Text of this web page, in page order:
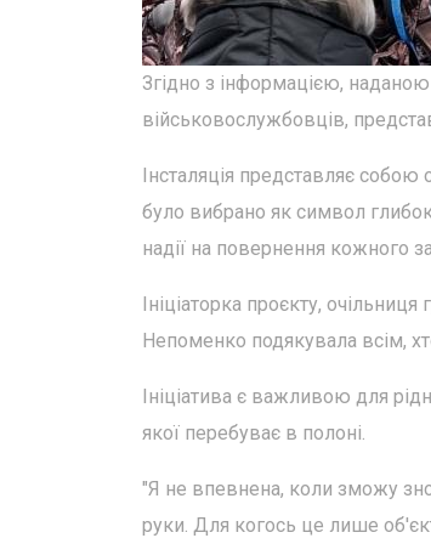
Згідно з інформацією,
військовослужбовців,
Інсталяція представляє
було вибрано як символ
надії на повернення кожного
Ініціаторка проєкту,
Непоменко подякувала всім,
Ініціатива є важливою для
якої перебуває в полоні.
"Я не впевнена, коли зможу
руки. Для когось це лише